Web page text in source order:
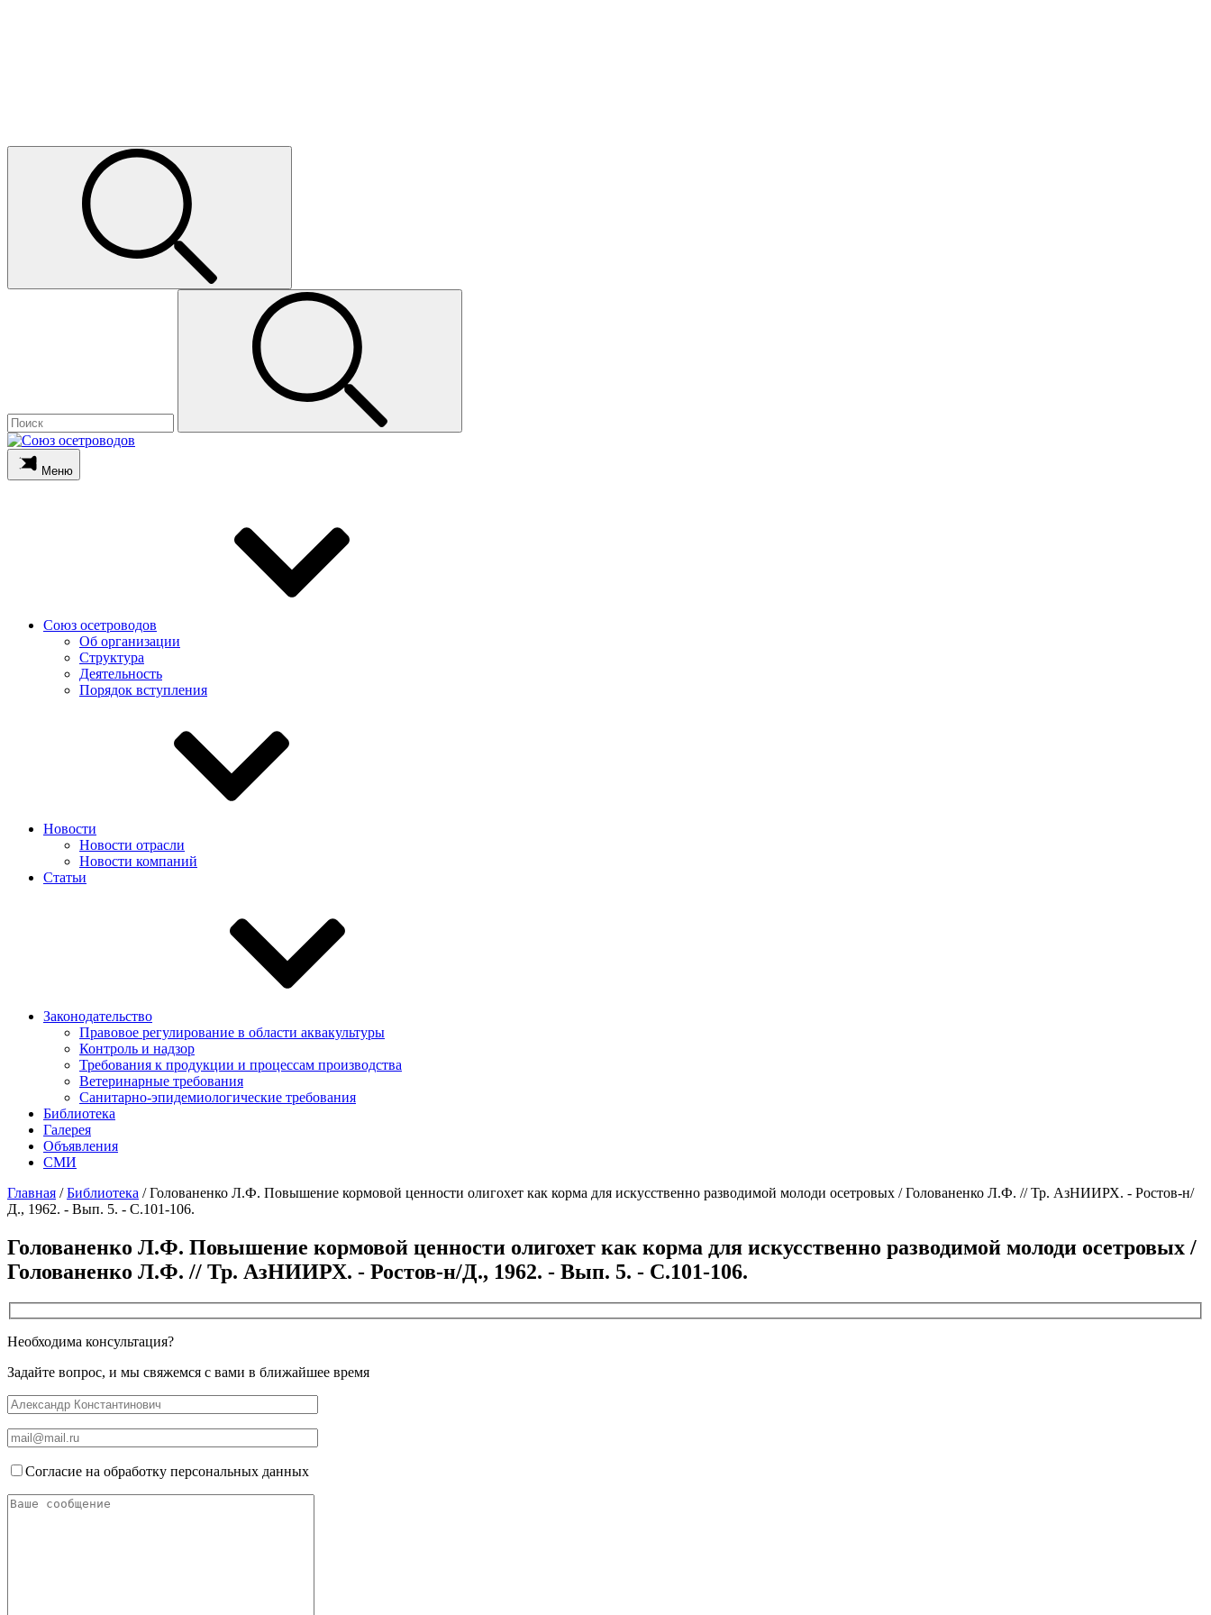
Меню
Союз осетроводов
Об организации
Структура
Деятельность
Порядок вступления
Новости
Новости отрасли
Новости компаний
Статьи
Законодательство
Правовое регулирование в области аквакультуры
Контроль и надзор
Требования к продукции и процессам производства
Ветеринарные требования
Санитарно-эпидемиологические требования
Библиотека
Галерея
Объявления
СМИ
Главная /Библиотека /Голованенко Л.Ф. Повышение кормовой ценности олигохет как корма для искусственно разводимой молоди осетровых / Голованенко Л.Ф. // Тр. АзНИИРХ. - Ростов-н/
Д., 1962. - Вып. 5. - С.101-106.
Голованенко Л.Ф. Повышение кормовой ценности олигохет как корма для искусственно разводимой молоди осетровых /
Голованенко Л.Ф. // Тр. АзНИИРХ. - Ростов-н/Д., 1962. - Вып. 5. - С.101-106.
Необходима консультация?
Задайте вопрос, и мы свяжемся с вами в ближайшее время
Согласие на обработку персональных данных